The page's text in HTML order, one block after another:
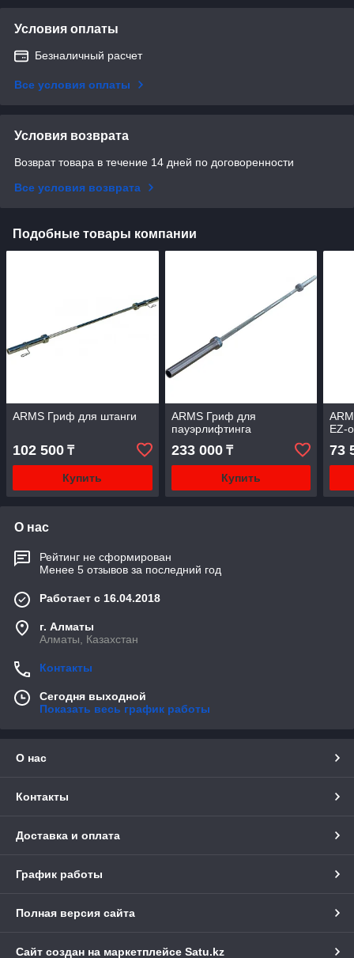
Условия оплаты
Безналичный расчет
Все условия оплаты
Условия возврата
Возврат товара в течение 14 дней по договоренности
Все условия возврата
Подобные товары компании
ARMS Гриф для штанги
102 500 ₸
Купить
ARMS Гриф для
пауэрлифтинга
233 000₸
Купить
EZ-
73
О нас
Рейтинг не сформирован
Менее 5 отзывов за последний год
Работает с 16.04.2018
г. Алматы
Алматы, Казахстан
Контакты
Сегодня выходной
Показать весь график работы
О нас
Контакты
Доставка и оплата
График работы
Полная версия сайта
Сайт создан на маркетплейсе Satu.kz